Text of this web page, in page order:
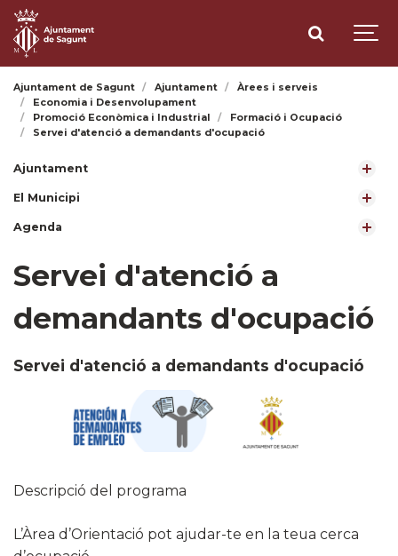
Ajuntament de Sagunt Ajuntament
Àrees i serveis
Economia i Desenvolupament
Promoció Econòmica i Industrial
Formació i Ocupació
Servei d'atenció a demandants d'ocupació
Ajuntament
El Municipi
Agenda
Servei d'atenció a
demandants d'ocupació
Servei d'atenció a demandants d'ocupació
Descripció del programa
L’Àrea d’Orientació pot ajudar-te en la teua cerca